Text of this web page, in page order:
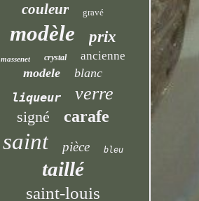
couleur gravé
modèle prix
massenet crystal ancienne
modele
blanc
liqueur
verre
signé carafe
saint pièce bleu
taillé
saint-louis